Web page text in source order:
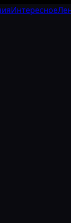
Интересное